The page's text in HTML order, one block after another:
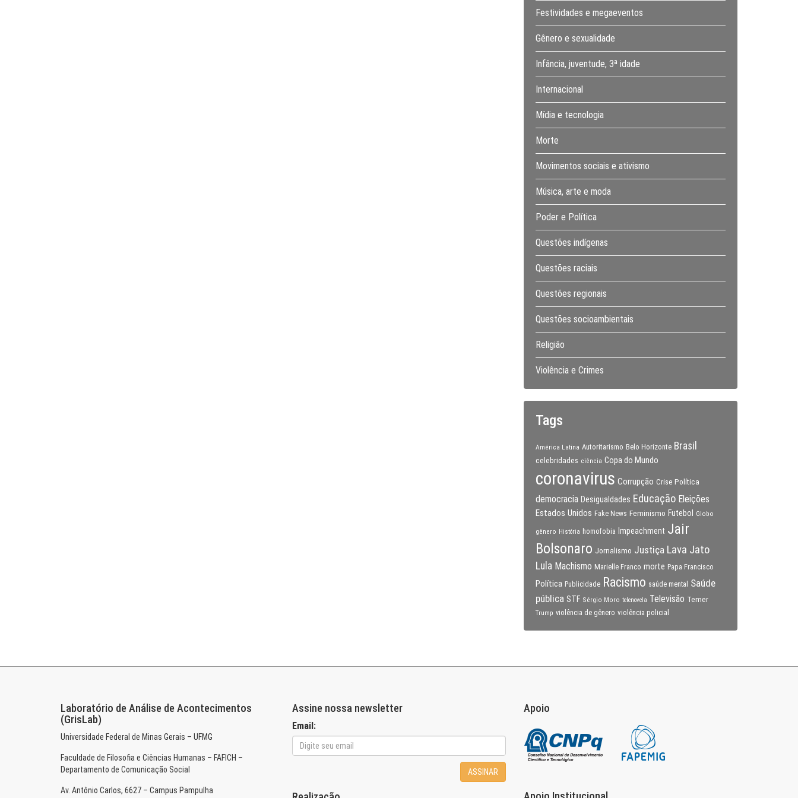
Festividades e megaeventos
Gênero e sexualidade
Infância, juventude, 3ª idade
Internacional
Mídia e tecnologia
Morte
Movimentos sociais e ativismo
Música, arte e moda
Poder e Política
Questões indígenas
Questões raciais
Questões regionais
Questões socioambientais
Religião
Violência e Crimes
Tags
América Latina Autoritarismo Belo Horizonte Brasil
celebridades ciência Copa do Mundo
coronavirus Corrupção Crise Política
democracia Desigualdades Educação Eleições
Estados Unidos Fake News Feminismo Futebol Globo
gênero História homofobia Impeachment Jair
Bolsonaro Jornalismo Justiça Lava Jato
Lula Machismo Marielle Franco morte Papa Francisco
Política Publicidade Racismo saúde mental
Saúde
pública STF Sérgio Moro telenovela Televisão Temer
Trump violência de gênero violência policial
Laboratório de Análise de Acontecimentos
(GrisLab)
Universidade Federal de Minas Gerais – UFMG
Faculdade de Filosofia e Ciências Humanas – FAFICH –
Departamento de Comunicação Social
Av. Antônio Carlos, 6627 – Campus Pampulha
Assine nossa newsletter
Email:
ASSINAR
Apoio